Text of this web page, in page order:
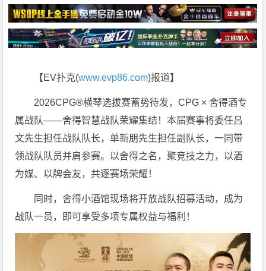
【EV扑克(www.evp86.com)报道】
2026CPG®横琴选拔赛蓄势待发，CPG × 舍得酒专
属战队——舍得智慧战队荣耀集结！本届赛事将委任吕
文先生担任战队队长，单新朋先生担任副队长，一同带
领战队队员并肩参赛。以舍得之名，聚竞技之力，以酒
为媒、以牌会友，共逐赛场荣耀！
同时，舍得小酒馆现场将开放战队招募活动，成为
战队一员，即可享受多项专属权益与福利！